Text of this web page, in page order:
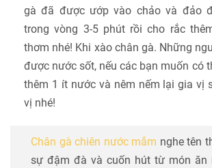
gà đã được ướp vào chảo và đảo
trong vòng 3-5 phút rồi cho rắc
thơm nhé! Khi xào chân gà. Những
được nước sốt, nếu các bạn muốn có
thêm 1 ít nước và nêm nếm lại gia vị
vị nhé!
Chân gà chiên nước mắm nghe tên
sự đậm đà và cuốn hút từ món ăn